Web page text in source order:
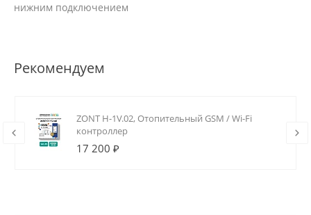
нижним подключением
Рекомендуем
ZONT H-1V.02, Отопительный GSM / Wi-Fi
контроллер
17 200 ₽